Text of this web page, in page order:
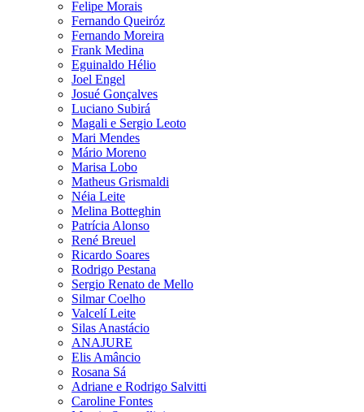
Felipe Morais
Fernando Queiróz
Fernando Moreira
Frank Medina
Eguinaldo Hélio
Joel Engel
Josué Gonçalves
Luciano Subirá
Magali e Sergio Leoto
Mari Mendes
Mário Moreno
Marisa Lobo
Matheus Grismaldi
Néia Leite
Melina Botteghin
Patrícia Alonso
René Breuel
Ricardo Soares
Rodrigo Pestana
Sergio Renato de Mello
Silmar Coelho
Valcelí Leite
Silas Anastácio
ANAJURE
Elis Amâncio
Rosana Sá
Adriane e Rodrigo Salvitti
Caroline Fontes